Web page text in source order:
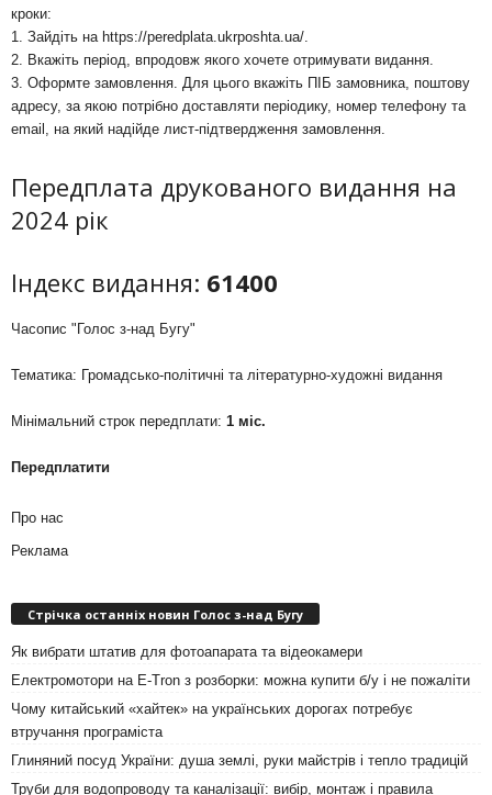
кроки:
1. Зайдіть на https://peredplata.ukrposhta.ua/
2. Вкажіть період, впродовж якого хочете отримувати видання.
3. Оформте замовлення. Для цього вкажіть ПІБ замовника, поштову
адресу, за якою потрібно доставляти періодику, номер телефону та
email, на який надійде лист-підтвердження замовлення.
Передплата друкованого видання на
2024 рік
Індекс видання: 61400
Часопис "Голос з-над Бугу"
Тематика: Громадсько-політичні та літературно-художні видання
Мінімальний строк передплати: 1 міс.
Передплатити
Про нас
Реклама
Стрічка останніх новин Голос з-над Бугу
Як вибрати штатив для фотоапарата та відеокамери
Електромотори на E-Tron з розборки: можна купити б/у і не пожаліти
Чому китайський «хайтек» на українських дорогах потребує
втручання програміста
Глиняний посуд України: душа землі, руки майстрів і тепло традицій
Труби для водопроводу та каналізації: вибір, монтаж і правила